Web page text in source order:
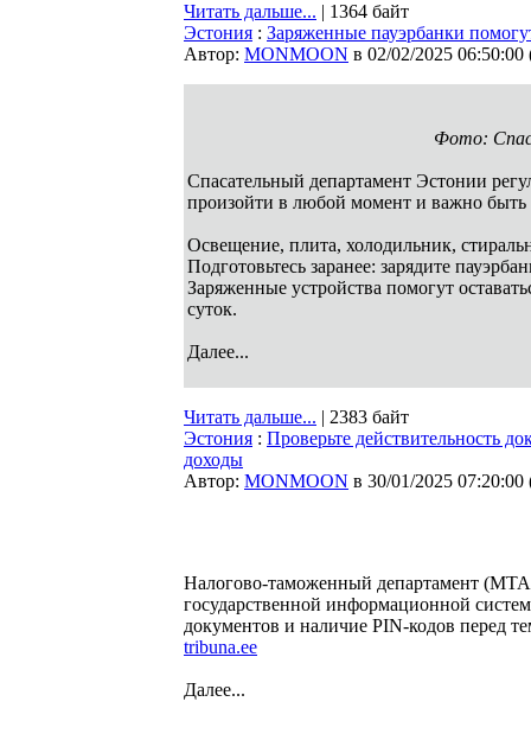
Читать дальше... | 1364 байт
Эстония : Заряженные пауэрбанки
Автор: MONMOON в 02/02/2025 06:50:00
Фото:
Спасательный департамент Эстонии
произойти в любой момент и важно быть
Освещение, плита, холодильник,
Подготовьтесь заранее: зарядите
Заряженные устройства помогут
суток.
Далее...
Читать дальше... | 2383 байт
Эстония : Проверьте действительность
доходы
Автор: MONMOON в 30/01/2025 07:20:00
Налогово-таможенный департамент
государственной информационной
документов и наличие PIN-кодов перед
tribuna.ee
Далее...